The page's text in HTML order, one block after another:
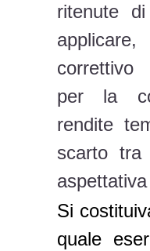
ritenute
per la
rendite
scarto tra
Si
quale